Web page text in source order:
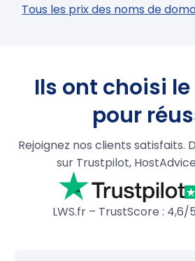
Tous les prix des noms de
Ils ont choisi le
pour
Rejoignez nos clients satisfaits.
sur Trustpilot,
LWS.fr – TrustScore :